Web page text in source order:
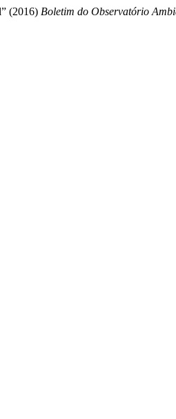
(2016) Boletim do Observatório